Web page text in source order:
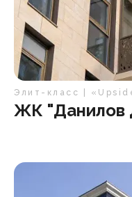
Элит-класс |
ЖК "Данилов